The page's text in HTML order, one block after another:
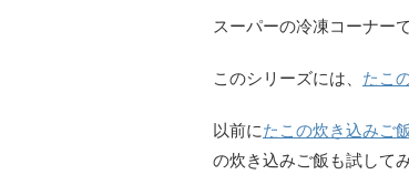
スーパーの冷凍コーナー
このシリーズには、 たこ
以前にたこの炊き込みご飯
の炊き込みご飯も試して